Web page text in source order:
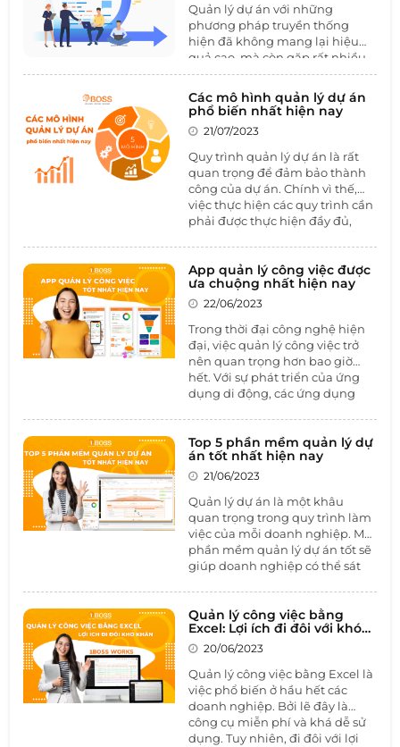
Quản lý dự án với những
phương pháp truyền thống
hiện đã không mang lại hiệu
quả cao, mà còn gặp rất nhiều
trở ngại, gây khó khăn và sai sót
trong quá trình xử lý công việc.
Phần mềm quản lý dự ánđược
xây dựng dựa trên các đặc điểm
và yêu cầu của từng ban quản
lý dự án.
Các mô hình quản lý dự án
phổ biến nhất hiện nay
21/07/2023
Quy trình quản lý dự án là rất
quan trọng để đảm bảo thành
công của dự án. Chính vì thế,
việc thực hiện các quy trình cần
phải được thực hiện đầy đủ,
Trong bài viết này, hãy cùng
1BOSS tìm hiểu một số mô hình
quản lý dự án phổ biến và cách
phần mềm quản lý dự án
1BOSS PROJECT.
App quản lý công việc được
ưa chuộng nhất hiện nay
22/06/2023
Trong thời đại công nghệ hiện
đại, việc quản lý công việc trở
nên quan trọng hơn bao giờ
hết. Với sự phát triển của ứng
dụng di động, các ứng dụng
cường hiệu suất làm việc và tổ
chức công việc một cách hiệu
quả. Trong số đó, có một ứng
hiện nay - đó làphần mềm
quản lý công việc.
Top 5 phần mềm quản lý dự
án tốt nhất hiện nay
21/06/2023
Quản lý dự án là một khâu
quan trọng trong quy trình làm
việc của mỗi doanh nghiệp. Một
phần mềm quản lý dự án tốt sẽ
giúp doanh nghiệp có thể sát
thực hiện và hoàn thiện dự án.
Nếu doanh nghiệp vẫn đang
còn lăn tăn trước vô vàn sự lựa
1BOSS liệt kê cho doanh nghiệp
top 5phần mềm quản lý dự án
tốt nhất hiện nay.
Quản lý công việc bằng
Excel: Lợi ích đi đôi với khó
khăn
20/06/2023
Quản lý công việc bằng Excel là
việc phổ biến ở hầu hết các
doanh nghiệp. Bởi lẽ đây là
công cụ miễn phí và khá dễ sử
dụng. Tuy nhiên, đi đôi với lợi